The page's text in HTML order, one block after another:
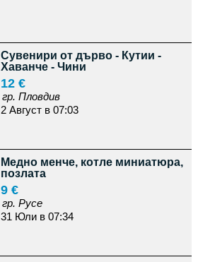
Сувенири от дърво - Кутии -
Хаванче - Чини
12 €
гр. Пловдив
2 Август в 07:03
Медно менче, котле миниатюра,
позлата
9 €
гр. Русе
31 Юли в 07:34